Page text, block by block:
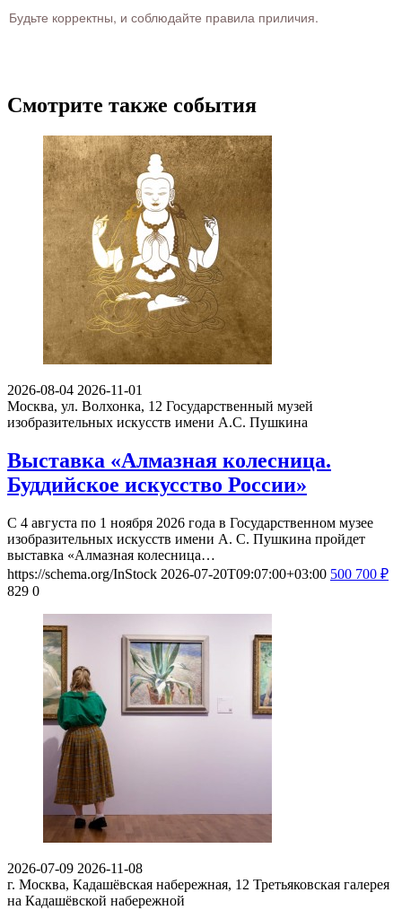
Будьте корректны, и соблюдайте правила приличия.
Смотрите также события
2026-08-04 2026-11-01
Москва, ул. Волхонка, 12 Государственный музей
изобразительных искусств имени А.С. Пушкина
Выставка «Алмазная колесница.
Буддийское искусство России»
С 4 августа по 1 ноября 2026 года в Государственном музее
изобразительных искусств имени А. С. Пушкина пройдет
выставка «Алмазная колесница…
https://schema.org/InStock 2026-07-20T09:07:00+03:00 500 700 ₽
829 0
2026-07-09 2026-11-08
г. Москва, Кадашёвская набережная, 12 Третьяковская галерея
на Кадашёвской набережной